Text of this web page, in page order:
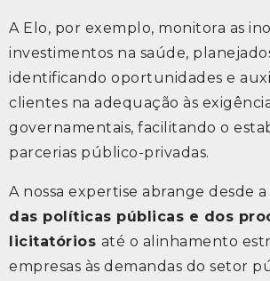
A Elo, por exemplo, monitora as
investimentos na saúde,
identificando oportunidades e
clientes na adequação às
governamentais, facilitando o
parcerias público-privadas.
A nossa expertise abrange desde a
das políticas públicas e dos
licitatórios até o alinhamento
empresas às demandas do setor